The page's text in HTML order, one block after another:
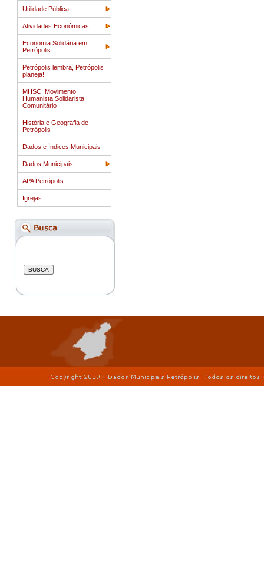
Utilidade Pública
Atividades Econômicas
Economia Solidária em
Petrópolis
Petrópolis lembra, Petrópolis
planeja!
MHSC: Movimento
Humanista Solidarista
Comunitário
História e Geografia de
Petrópolis
Dados e Índices Municipais
Dados Municipais
APA Petrópolis
Igrejas